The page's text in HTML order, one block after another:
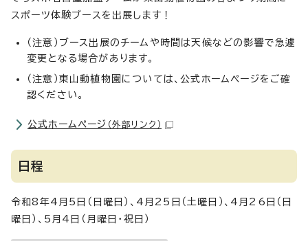
スポーツ体験ブースを出展します！
（注意）ブース出展のチームや時間は天候などの影響で急遽
変更となる場合があります。
（注意）東山動植物園については、公式ホームページをご確
認ください。
公式ホームページ （外部リンク）
日程
令和8年4月5日（日曜日）、4月25日（土曜日）、4月26日（日
曜日）、5月4日（月曜日・祝日）